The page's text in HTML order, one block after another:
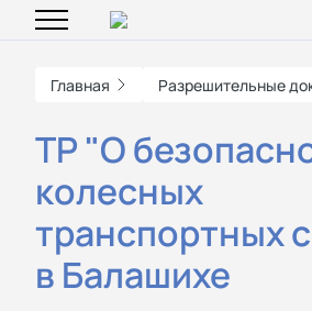
Главная Разрешительные
ТР "О
колесных
транспортных
в Балашихе